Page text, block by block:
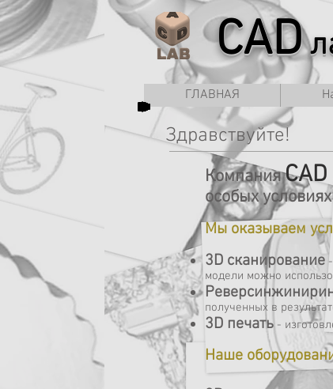
CAD
ГЛАВНАЯ
Здравствуйте!
Компания
особых
Мы оказываем
3D сканирование
модели можно
полученных в
3D печать -
Наше